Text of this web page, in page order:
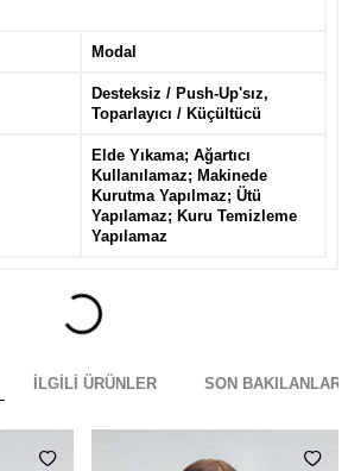
Modal
Desteksiz / Push-Up'sız,
Toparlayıcı / Küçültücü
Elde Yıkama; Ağartıcı
Kullanılamaz; Makinede
Kurutma Yapılmaz; Ütü
Yapılamaz; Kuru Temizleme
Yapılamaz
İLGILI ÜRÜNLER SON BAKILANLAR